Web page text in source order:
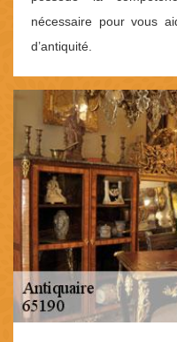
nécessaire pour vous
d’antiquité.